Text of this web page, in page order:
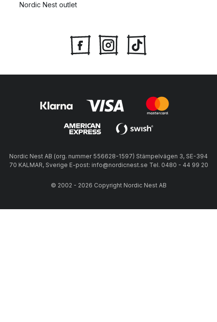
Nordic Nest outlet
Nordic Nest AB (org. nummer 556628-1597) Stämpelvägen 3, SE-394
70 KALMAR, Sverige E-post: info@nordicnest.se Tel. 0480 - 44 99 20
© 2002 - 2026 Copyright Nordic Nest AB